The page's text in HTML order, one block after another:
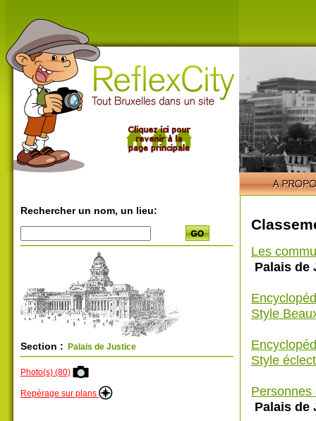
Rechercher un nom, un lieu:
Section : Palais de Justice
Photo(s) (80)
Repérage sur plans
Les
Palais de
Style
Style
Personnes
Palais de